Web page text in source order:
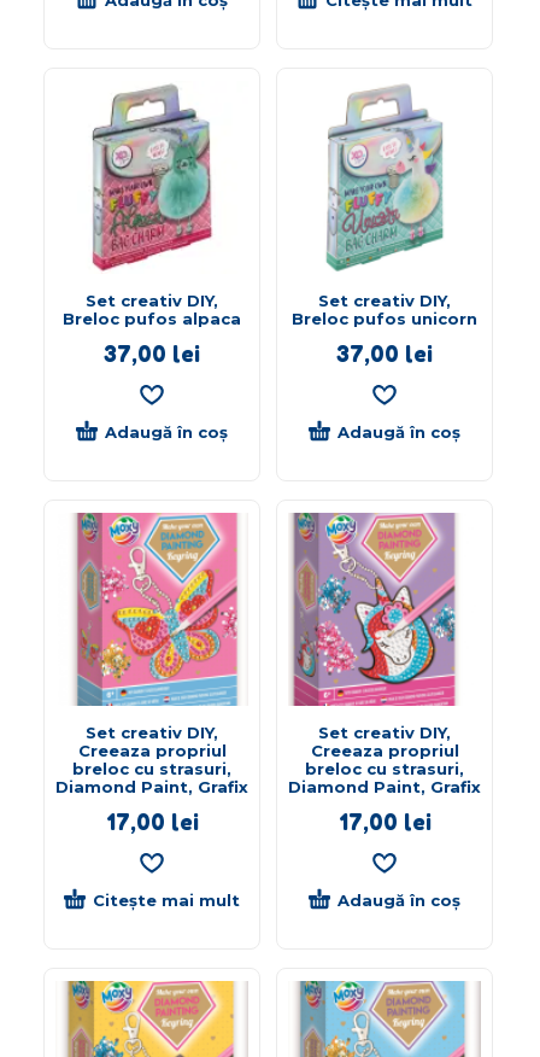
Set creativ DIY,
Breloc pufos alpaca
37,00 lei
Adaugă în coș
Set creativ DIY,
Breloc pufos unicorn
37,00 lei
Adaugă în coș
Set creativ DIY,
Creeaza propriul
breloc cu strasuri,
Diamond Paint, Grafix
17,00 lei
Citește mai mult
Set creativ DIY,
Creeaza propriul
breloc cu strasuri,
Diamond Paint, Grafix
17,00 lei
Adaugă în coș